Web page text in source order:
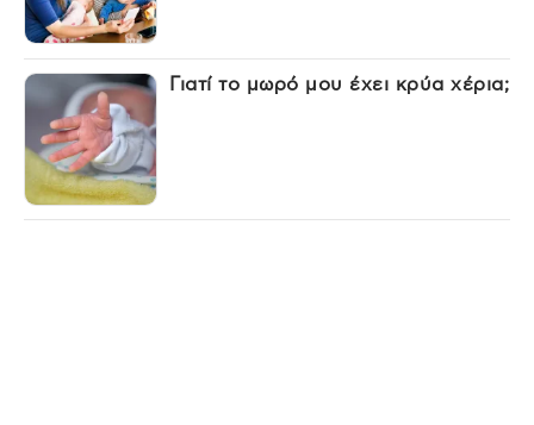
Γιατί το μωρό μου έχει κρύα χέρια;